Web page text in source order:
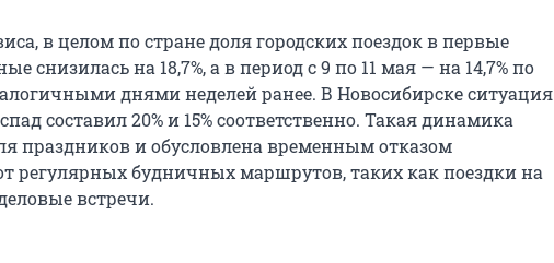
в целом по стране доля городских поездок в первые
снизилась на 18,7%, а в период с 9 по 11 мая — на 14,7% по
днями неделей ранее. В Новосибирске ситуация
составил 20% и 15% соответственно. Такая динамика
праздников и обусловлена временным отказом
регулярных будничных маршрутов, таких как поездки на
встречи.